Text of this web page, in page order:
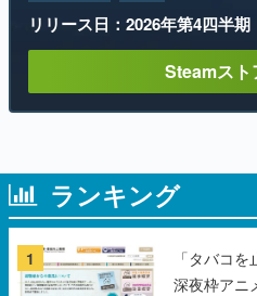
ランキング
1
「タバコを
深夜枠ア
見。違法薬
て、BPO